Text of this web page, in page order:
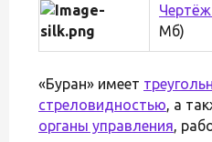
Мб)
«Буран» имеет
стреловидностью, а
органы управления,